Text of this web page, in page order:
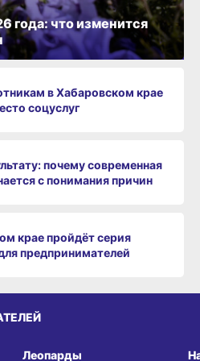
в Хабаровском крае
соцуслуг
почему современная
с понимания причин
крае пройдёт серия
предпринимателей
года: что изменится
Леопарды